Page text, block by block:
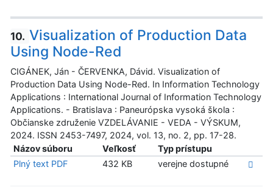
10. Visualization of Production Data
Using Node-Red
CIGÁNEK, Ján - ČERVENKA, Dávid. Visualization of
Production Data Using Node-Red. In Information Technology
Applications : International Journal of Information Technology
Applications. - Bratislava : Paneurópska vysoká škola :
Občianske združenie VZDELÁVANIE - VEDA - VÝSKUM,
2024. ISSN 2453-7497, 2024, vol. 13, no. 2, pp. 17-28.
Názov súboru
Veľkosť
Typ prístupu
Plný text PDF
432 KB verejne dostupné